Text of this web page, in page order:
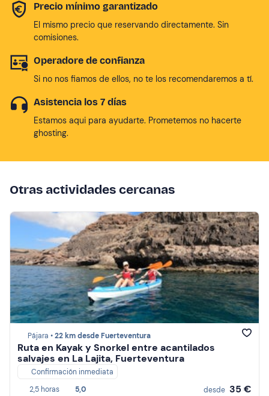
Precio mínimo garantizado
El mismo precio que reservando directamente. Sin
comisiones.
Operadore de confianza
Si no nos fiamos de ellos, no te los recomendaremos a tí.
Asistencia los 7 días
Estamos aqui para ayudarte. Prometemos no hacerte
ghosting.
Otras actividades cercanas
Pájara •22 km desde Fuerteventura
Ruta en Kayak y Snorkel entre acantilados
salvajes en La Lajita, Fuerteventura
Confirmación inmediata
2,5 horas
5,0
desde 35 €